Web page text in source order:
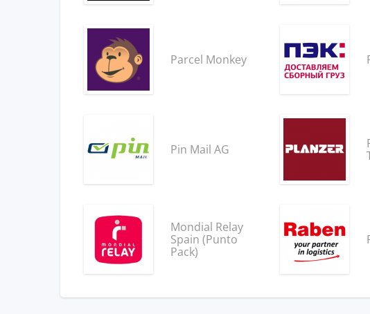
Parcel Monkey
Pin Mail AG
Mondial Relay
Spain (Punto
Pack)